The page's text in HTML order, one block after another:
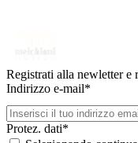
Registrati alla newletter
Indirizzo e-mail*
Protez. dati*